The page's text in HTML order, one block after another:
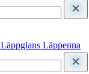
Läppglans Läppenna